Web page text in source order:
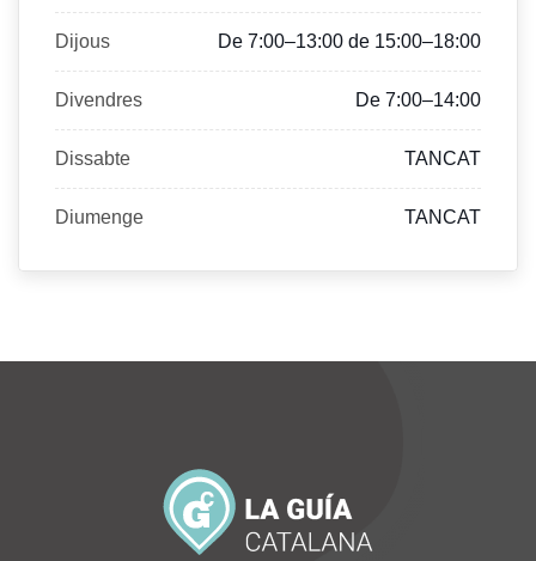
Dijous De 7:00–13:00 de 15:00–18:00
Divendres De 7:00–14:00
Dissabte TANCAT
Diumenge TANCAT